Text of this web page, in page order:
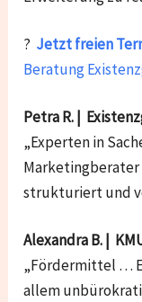
? Jetzt freien
Beratung
Petra R. |
„Experten in
Marketingberater
strukturiert und
Alexandra B. |
„Fördermittel …
allem